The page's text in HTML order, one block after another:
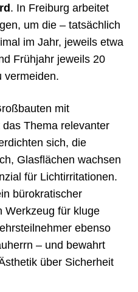
. In Freiburg arbeitet
um die – tatsächlich
im Jahr, jeweils etwa
Frühjahr jeweils 20
vermeiden.
mit
Thema relevanter
sich, die
Glasflächen wachsen
für Lichtirritationen.
bürokratischer
Werkzeug für kluge
ebenso
– und bewahrt
über Sicherheit